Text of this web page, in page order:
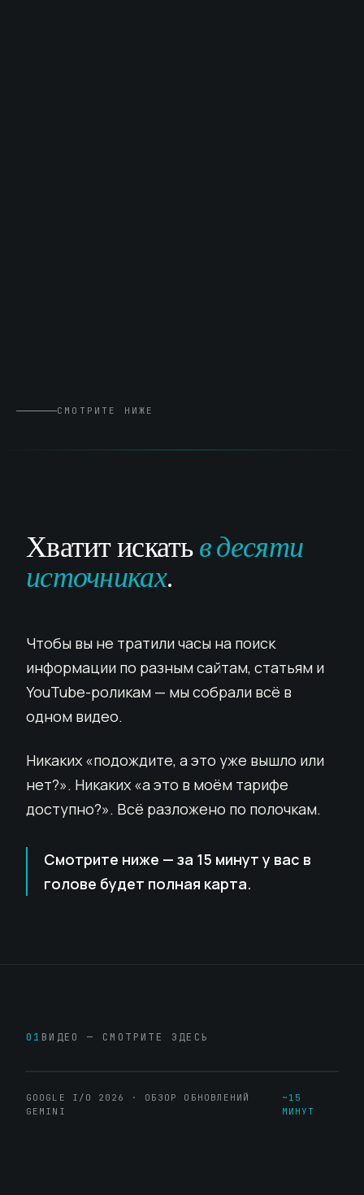
СМОТРИТЕ НИЖЕ
Хватит искатьв десяти
источниках.
Чтобы вы не тратили часы на поиск
информации по разным сайтам, статьям и
YouTube-роликам — мы собрали всё в
одном видео.
Никаких «подождите, а это уже вышло или
нет?». Никаких «а это в моём тарифе
доступно?». Всё разложено по полочкам.
Смотрите ниже — за 15 минут у вас в
голове будет полная карта.
01 ВИДЕО — СМОТРИТЕ ЗДЕСЬ
GOOGLE I/O 2026 · ОБЗОР ОБНОВЛЕНИЙ
GEMINI
~15
МИНУТ